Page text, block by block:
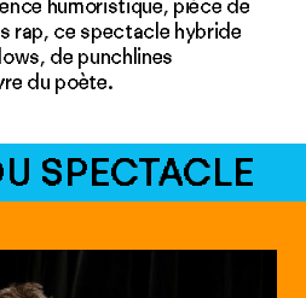
humoristique, pièce de
rap, ce spectacle hybride
de punchlines
du poète.
SPECTACLE